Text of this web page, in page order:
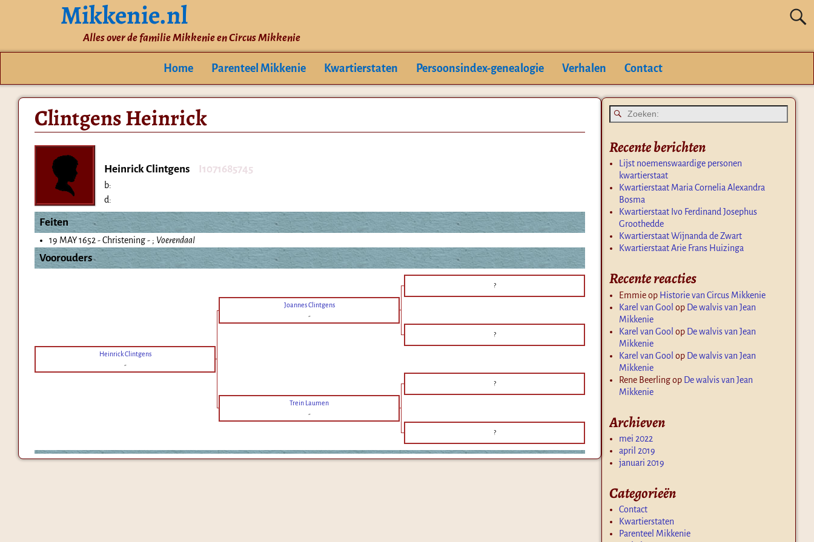
Mikkenie.nl
Alles over de familie Mikkenie en Circus Mikkenie
Home Parenteel Mikkenie Kwartierstaten Persoonsindex-genealogie Verhalen Contact
Clintgens Heinrick
Heinrick Clintgens I1071685745
b:
d:
Feiten
19 MAY 1652 - Christening - ; Voerendaal
Voorouders
?
Joannes Clintgens
-
?
Heinrick Clintgens
-
?
Trein Laumen
-
?
Recente berichten
Lijst noemenswaardige personen
kwartierstaat
Kwartierstaat Maria Cornelia Alexandra
Bosma
Kwartierstaat Ivo Ferdinand Josephus
Groothedde
Kwartierstaat Wijnanda de Zwart
Kwartierstaat Arie Frans Huizinga
Recente reacties
Emmieop Historie van Circus Mikkenie
Karel van Gool op De walvis van Jean
Mikkenie
Karel van Gool op De walvis van Jean
Mikkenie
Karel van Gool op De walvis van Jean
Mikkenie
Rene Beerlingop De walvis van Jean
Mikkenie
Archieven
mei 2022
april 2019
januari 2019
Categorieën
Contact
Kwartierstaten
Parenteel Mikkenie